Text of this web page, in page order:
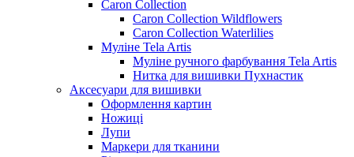
Caron Collection
Caron Collection Wildflowers
Caron Collection Waterlilies
Муліне Tela Artis
Муліне ручного фарбування Tela Artis
Нитка для вишивки Пухнастик
Аксесуари для вишивки
Оформлення картин
Ножиці
Лупи
Маркери для тканини